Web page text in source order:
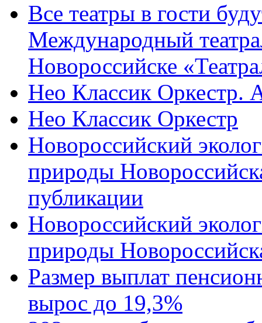
Все театры в гости
Международный
Новороссийске
Нео Классик Оркестр.
Нео Классик Оркестр
Новороссийский
природы
публикации
Новороссийский
природы
Размер выплат
вырос до 19,3%